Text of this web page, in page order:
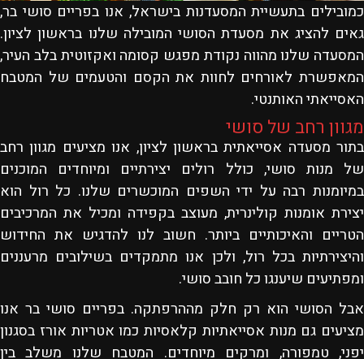
כמובילים בתעשיית המסעדנות בישראל, אנו בפריים סושי בר,
גאים להציג את מסעדת הסושי המובילה שלנו בראשון לציון.
המסעדה שלנו מהווה נקודת מפגש קסומה ואקזוטית בלב העיר,
המאפשרת לאורחים לחוות את הקסם והטעמים של המטבח
האסייאתי האותנטי.
מגוון רחב של סושי
בתור מסעדה אסייאתית בראשון לציון, אנו מציעים מגוון רחב
של מנות סושי, כולל רולים יצירתיים ומיוחדים המוכנים
במיומנות רבה על ידי השפים המוכשרים שלנו. כל רול הוא
יצירת אומנות קולינרית, מעוצב בקפידה ומכיל את המרכיבים
הטריים והאיכותיים ביותר. חשוב לנו להדגיש את החידוש
והיצירתיות בכל רול, ולכן אנו מתמקדים בשילובים מרעננים
ומפתיעים שיענגו כל חובב סושי.
אבל הסושי הוא רק חלק מההרפתקה. בפריים סושי בר אנו
מציעים גם מנות אסייאתיות קלאסיות כמו אטריות אורז בסגנון
יפני, טמפורה, ומרקים מיוחדים. המטבח שלנו משלב בין